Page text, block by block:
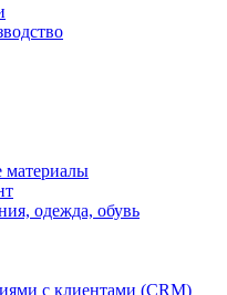
материалы
одежда, обувь
с клиентами (CRM)